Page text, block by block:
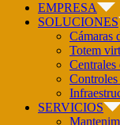
EMPRESA
SOLUCIONES
Cámaras
Totem
Centrales
SERVICIOS